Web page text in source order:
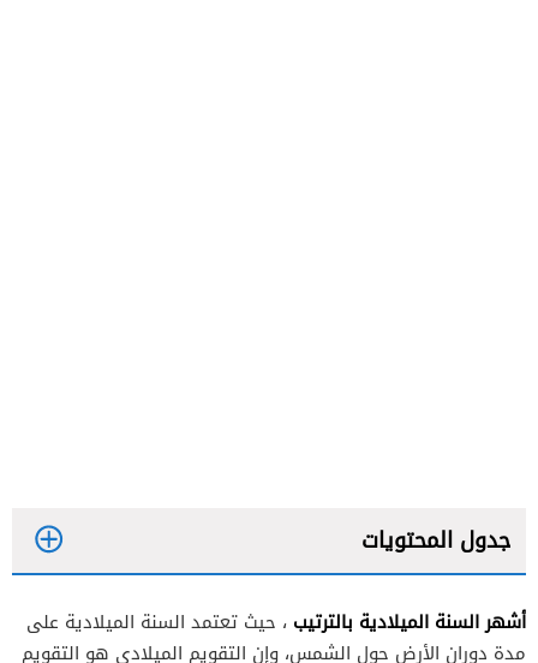
جدول المحتويات
أشهر السنة الميلادية بالترتيب ، حيث تعتمد السنة الميلادية على
مدة دوران الأرض حول الشمس، وإن التقويم الميلادي هو التقويم